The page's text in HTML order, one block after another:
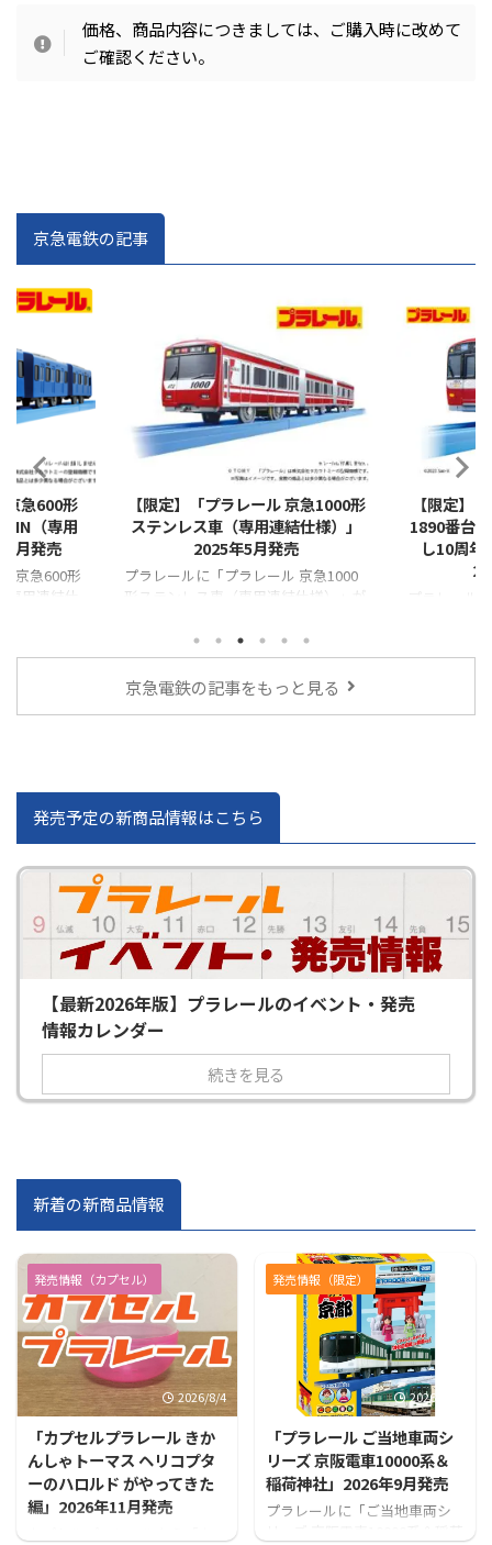
価格、商品内容につきましては、ご購入時に改めて
ご確認ください。
京急電鉄の記事
2025/7/10
京急600形
（専用
7月発売
京急600形
専用連結仕
2025/5/15
【限定】「プラレール 京急1000形
ステンレス車（専用連結仕様）」
2025年5月発売
プラレールに「プラレール 京急1000
形ステンレス車（専用連結仕様）」が
【限定】
1890番台
し10周年
場！！ 2022
inおおたく
京急電鉄の記事をもっと見る
発売予定の新商品情報はこちら
【最新2026年版】プラレールのイベント・発売
情報カレンダー
続きを見る
新着の新商品情報
発売情報（カプセル）
2026/8/4
「カプセルプラレール きか
んしゃトーマス ヘリコプタ
ーのハロルド がやってきた
編」2026年11月発売
発売情報（限定）
2026/7/31
「プラレール ご当地車両シ
リーズ 京阪電車10000系＆
稲荷神社」2026年9月発売
プラレールに「ご当地車両シ